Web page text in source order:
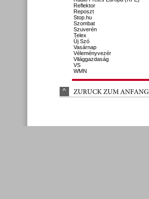
Reflektor
Reposzt
Stop.hu
Szombat
Szuverén
Telex
Új Szó
Vasárnap
Véleményvezér
Világgazdaság
VS
WMN
^ ZURÜCK ZUM ANFANG